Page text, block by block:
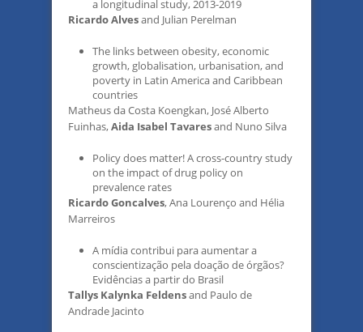
a longitudinal study, 2013-2019
Ricardo Alvesand Julian Perelman
The links between obesity, economic
growth, globalisation, urbanisation, and
poverty in Latin America and Caribbean
countries
Matheus da Costa Koengkan, José Alberto
Fuinhas,Aida Isabel Tavaresand Nuno Silva
Policy does matter! A cross-country study
on the impact of drug policy on
prevalence rates
Ricardo Goncalves, Ana Lourenço and Hélia
Marreiros
A mídia contribui para aumentar a
conscientização pela doação de órgãos?
Evidências a partir do Brasil
Tallys Kalynka Feldensand Paulo de
Andrade Jacinto